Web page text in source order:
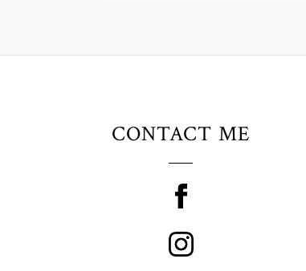
CONTACT ME